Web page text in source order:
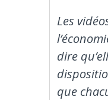
Les
dire
que